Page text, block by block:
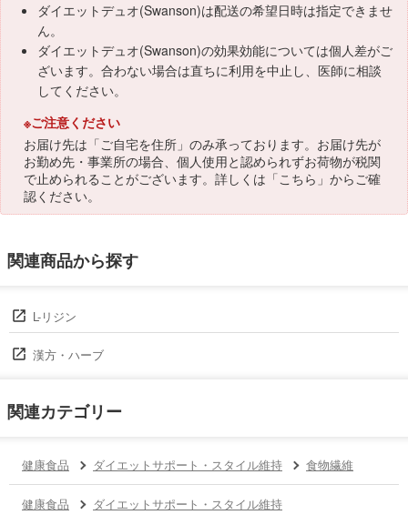
ダイエットデュオ(Swanson)は配送の希望日時は指定できませ
ん。
ダイエットデュオ(Swanson)の効果効能については個人差がご
ざいます。合わない場合は直ちに利用を中止し、医師に相談
してください。
※ご注意ください
お届け先は「ご自宅を住所」のみ承っております。お届け先が
お勤め先・事業所の場合、個人使用と認められずお荷物が税関
で止められることがございます。詳しくは「こちら 」からご確
認ください。
関連商品から探す
L-リジン
漢方・ハーブ
関連カテゴリー
健康食品 ダイエットサポート・スタイル維持 食物繊維
健康食品
ダイエットサポート・スタイル維持